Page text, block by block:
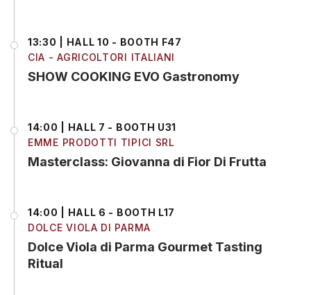
13:30 | HALL 10 - BOOTH F47
CIA - AGRICOLTORI ITALIANI
SHOW COOKING EVO Gastronomy
14:00 | HALL 7 - BOOTH U31
EMME PRODOTTI TIPICI SRL
Masterclass: Giovanna di Fior Di Frutta
14:00 | HALL 6 - BOOTH L17
DOLCE VIOLA DI PARMA
Dolce Viola di Parma Gourmet Tasting
Ritual